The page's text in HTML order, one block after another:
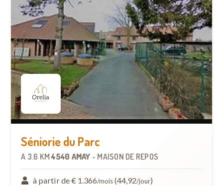
Séniorie du Parc
À 3.6 KM 4540 AMAY - MAISON DE REPOS
à partir de € 1.366/mois(44,92/jour)